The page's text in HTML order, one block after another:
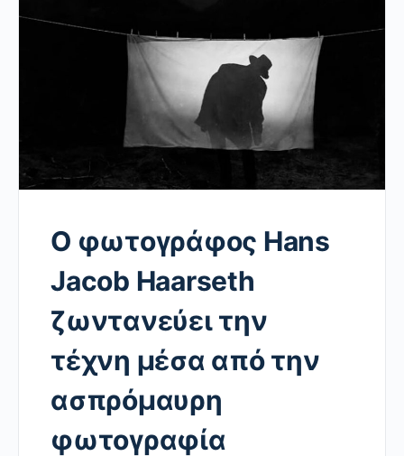
Ο φωτογράφος Hans
Jacob Haarseth
ζωντανεύει την
τέχνη μέσα από την
ασπρόμαυρη
φωτογραφία